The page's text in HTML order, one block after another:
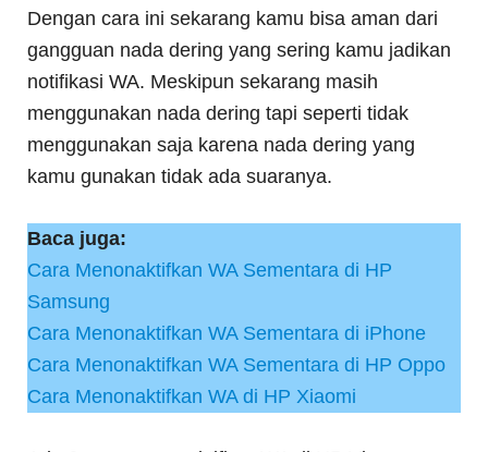
Dengan cara ini sekarang kamu bisa aman dari
gangguan nada dering yang sering kamu jadikan
notifikasi WA. Meskipun sekarang masih
menggunakan nada dering tapi seperti tidak
menggunakan saja karena nada dering yang
kamu gunakan tidak ada suaranya.
Baca juga:
Cara Menonaktifkan WA Sementara di HP
Samsung
Cara Menonaktifkan WA Sementara di iPhone
Cara Menonaktifkan WA Sementara di HP Oppo
Cara Menonaktifkan WA di HP Xiaomi